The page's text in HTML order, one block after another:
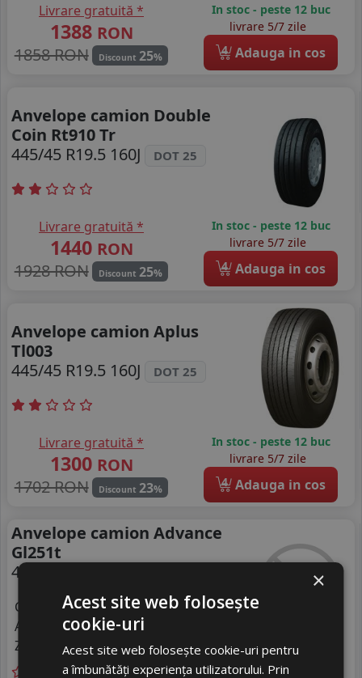
Livrare gratuită *
1388 RON
1858 RON
Discount 25%
In stoc - peste 12 buc
livrare 5/7 zile
4 Adauga in cos
Anvelope camion Double
Coin Rt910 Tr
445/45 R19.5 160J
DOT 25
Livrare gratuită *
1440 RON
1928 RON
Discount 25%
In stoc - peste 12 buc
livrare 5/7 zile
4 Adauga in cos
Anvelope camion Aplus
Tl003
445/45 R19.5 160J
DOT 25
Livrare gratuită *
1300 RON
1702 RON
Discount 23%
In stoc - peste 12 buc
livrare 5/7 zile
4 Adauga in cos
Anvelope camion Advance
Gl251t
445/45 R19.5 160J
Consum D
Aderenta C
Zgomot B 74 dB
×
Acest site web folosește
cookie-uri
Acest site web folosește cookie-uri pentru
a îmbunătăți experiența utilizatorului. Prin